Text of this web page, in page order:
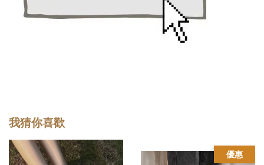
我猜你喜歡
優惠